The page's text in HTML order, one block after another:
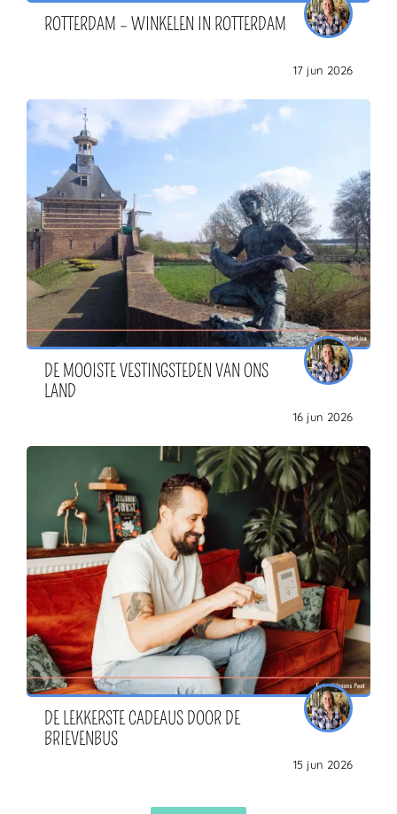
ROTTERDAM – WINKELEN IN ROTTERDAM
17 jun 2026
DE MOOISTE VESTINGSTEDEN VAN ONS
LAND
16 jun 2026
DE LEKKERSTE CADEAUS DOOR DE
BRIEVENBUS
15 jun 2026